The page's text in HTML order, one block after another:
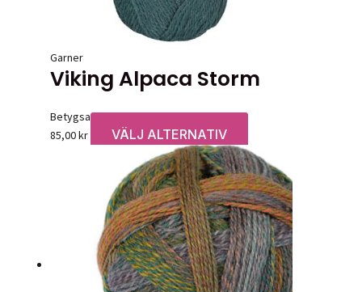
Garner
Viking Alpaca Storm
Betygsatt0av 5
85,00kr VÄLJ ALTERNATIV
här
produkten
har
flera
varianter.
De
olika
alternativen